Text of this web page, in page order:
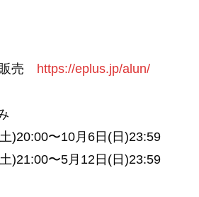
販売 https://eplus.jp/alun/
)20:00〜10月6日(日)23:59
)21:00〜5月12日(日)23:59